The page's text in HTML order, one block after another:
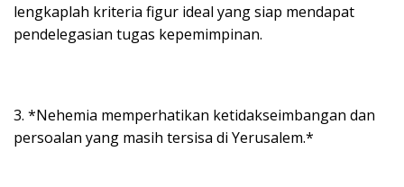
lengkaplah kriteria figur ideal yang siap mendapat
pendelegasian tugas kepemimpinan.
3. *Nehemia memperhatikan ketidakseimbangan dan
persoalan yang masih tersisa di Yerusalem.*